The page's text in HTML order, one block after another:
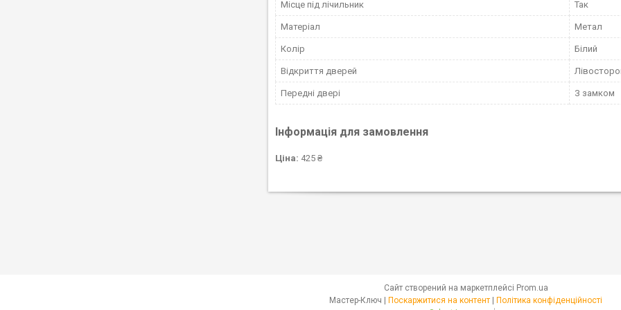
Місце під лічильник Так
Матеріал Метал
Колір Білий
Відкриття дверей
Передні двері З замком
Інформація для замовлення
Ціна: 425 ₴
Сайт створений на маркетплейсі Prom.ua
Мастер-Ключ | Поскаржитися на контент | Політика конфіденційності